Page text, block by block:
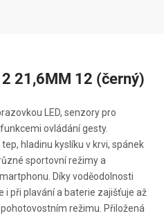
21,6MM 12 (černý)
LED, senzory pro
ovládání gesty.
hladinu kyslíku v krvi, spánek
sportovní režimy a
Díky voděodolnosti
i při plavání a baterie zajišťuje až
režimu. Přiložená